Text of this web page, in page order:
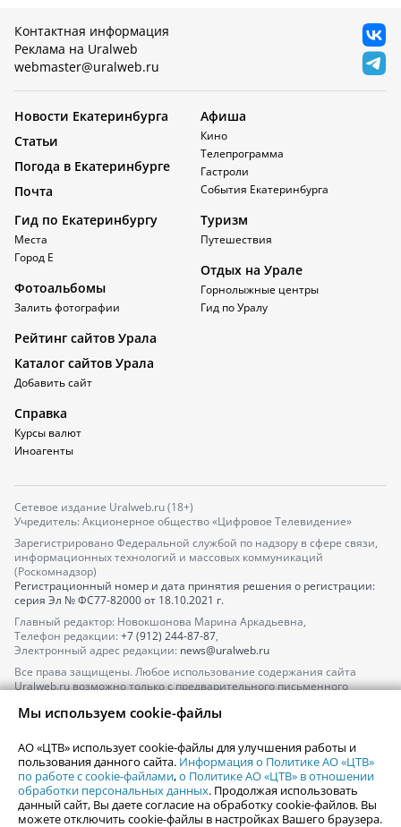
Контактная информация
Реклама на Uralweb
webmaster@uralweb.ru
Новости Екатеринбурга
Статьи
Погода в Екатеринбурге
Почта
Афиша
Кино
Телепрограмма
Гастроли
События Екатеринбурга
Гид по Екатеринбургу
Места
Город Е
Фотоальбомы
Залить фотографии
Туризм
Путешествия
Отдых на Урале
Горнолыжные центры
Гид по Уралу
Рейтинг сайтов Урала
Каталог сайтов Урала
Добавить сайт
Справка
Курсы валют
Иноагенты
Сетевое издание Uralweb.ru (18+)
Учредитель: Акционерное общество «Цифровое Телевидение»
Зарегистрировано Федеральной службой по надзору в сфере связи,
информационных технологий и массовых коммуникаций
(Роскомнадзор)
Регистрационный номер и дата принятия решения о регистрации:
серия Эл № ФС77-82000от 18.10.2021 г.
Главный редактор: Новокшонова Марина Аркадьевна,
Телефон редакции: +7 (912) 244-87-87,
Электронный адрес редакции: news@uralweb.ru
Все права защищены. Любое использование содержания сайта
Uralweb.ru возможно только с предварительного письменного
По вопросам размещения рекламы обращайтесь по тел.
По вопросам размещения информации в разделе «Афиша»
afisha@uralweb.ru
Пользовательское соглашение на использование сайта
Политика АО «ЦТВ» в отношении обработки персональных данных
Мы используем cookie-файлы
АО «ЦТВ» использует cookie-файлы для улучшения работы и
пользования данного сайта. Информация о Политике АО «ЦТВ»
по работе с cookie-файлами,о Политике АО «ЦТВ» в отношении
обработки персональных данных. Продолжая использовать
данный сайт, Вы даете согласие на обработку cookie-файлов. Вы
можете отключить cookie-файлы в настройках Вашего браузера.